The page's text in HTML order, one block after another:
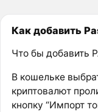
Как добавить
Что бы добавить
В кошельке
криптовалют
кнопку “Импорт